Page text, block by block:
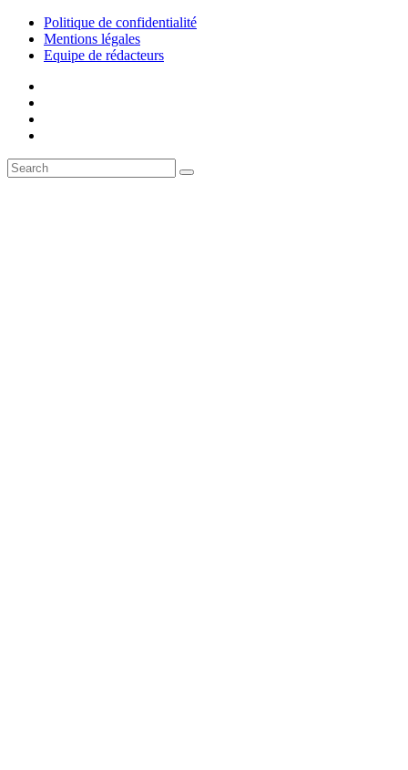
Politique de confidentialité
Mentions légales
Equipe de rédacteurs